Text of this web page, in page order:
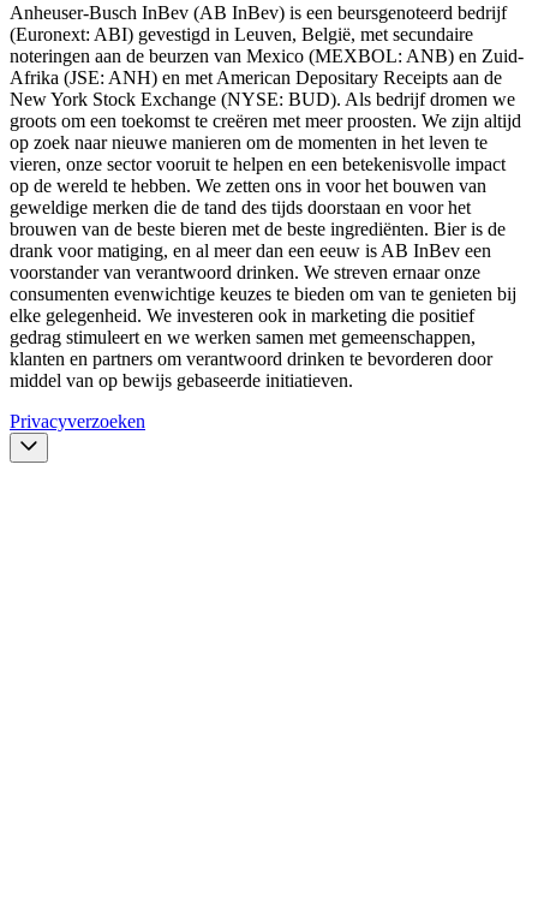
Anheuser-Busch InBev (AB InBev) is een beursgenoteerd bedrijf
(Euronext: ABI) gevestigd in Leuven, België, met secundaire
noteringen aan de beurzen van Mexico (MEXBOL: ANB) en Zuid-
Afrika (JSE: ANH) en met American Depositary Receipts aan de
New York Stock Exchange (NYSE: BUD). Als bedrijf dromen we
groots om een toekomst te creëren met meer proosten. We zijn altijd
op zoek naar nieuwe manieren om de momenten in het leven te
vieren, onze sector vooruit te helpen en een betekenisvolle impact
op de wereld te hebben. We zetten ons in voor het bouwen van
geweldige merken die de tand des tijds doorstaan en voor het
brouwen van de beste bieren met de beste ingrediënten. Bier is de
drank voor matiging, en al meer dan een eeuw is AB InBev een
voorstander van verantwoord drinken. We streven ernaar onze
consumenten evenwichtige keuzes te bieden om van te genieten bij
elke gelegenheid. We investeren ook in marketing die positief
gedrag stimuleert en we werken samen met gemeenschappen,
klanten en partners om verantwoord drinken te bevorderen door
middel van op bewijs gebaseerde initiatieven.
Privacyverzoeken